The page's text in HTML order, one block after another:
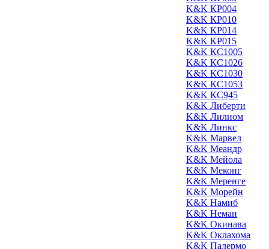
K&K КР004
K&K КР010
K&K КР014
K&K КР015
K&K КС1005
K&K КС1026
K&K КС1030
K&K КС1053
K&K КС945
K&K Либерти
K&K Лилиом
K&K Линкс
K&K Марвел
K&K Меандр
K&K Мейола
K&K Меконг
K&K Меренге
K&K Морейн
K&K Намиб
K&K Неман
K&K Окинава
K&K Оклахома
K&K Палермо